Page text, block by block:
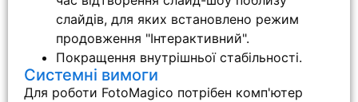
слайдів, для яких встановлено режим
продовження "Інтерактивний".
Покращення внутрішньої стабільності.
Системні вимоги
Для роботи FotoMagico потрібен комп'ютер